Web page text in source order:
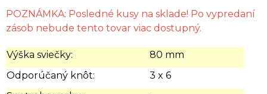
POZNÁMKA: Posledné kusy na sklade! Po vypredaní
zásob nebude tento tovar viac dostupný.
Výška sviečky:
80 mm
Odporúčaný knôt:
3 x 6